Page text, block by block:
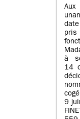
Aux
à
14
9